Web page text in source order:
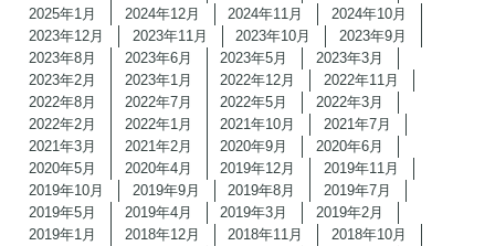
2025年1月
2024年12月 2024年11月
2024年10月
2023年12月
2023年11月 2023年10月
2023年9月
2023年8月
2023年6月 2023年5月
2023年3月
2023年2月
2023年1月 2022年12月
2022年11月
2022年8月
2022年7月 2022年5月
2022年3月
2022年2月
2022年1月 2021年10月
2021年7月
2021年3月
2021年2月 2020年9月
2020年6月
2020年5月
2020年4月 2019年12月
2019年11月
2019年10月
2019年9月 2019年8月
2019年7月
2019年5月
2019年4月 2019年3月
2019年2月
2019年1月
2018年12月 2018年11月
2018年10月